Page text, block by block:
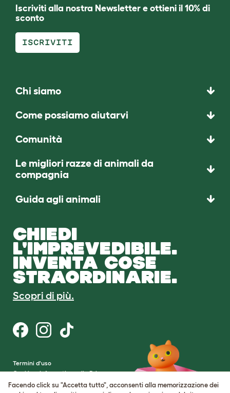
Iscriviti alla nostra Newsletter e ottieni il 10% di
sconto
ISCRIVITI
Chi siamo
Come possiamo aiutarvi
Comunità
Le migliori razze di animali da
compagnia
Guida agli animali
CHIEDI
L'IMPREVEDIBILE.
INVENTA COSE
STRAORDINARIE.
Scopri di più.
Termini d'uso
Cookie e Informativa sulla Privacy
Cookie Settings
Facendo click su "Accetta tutto", acconsenti alla memorizzazione dei